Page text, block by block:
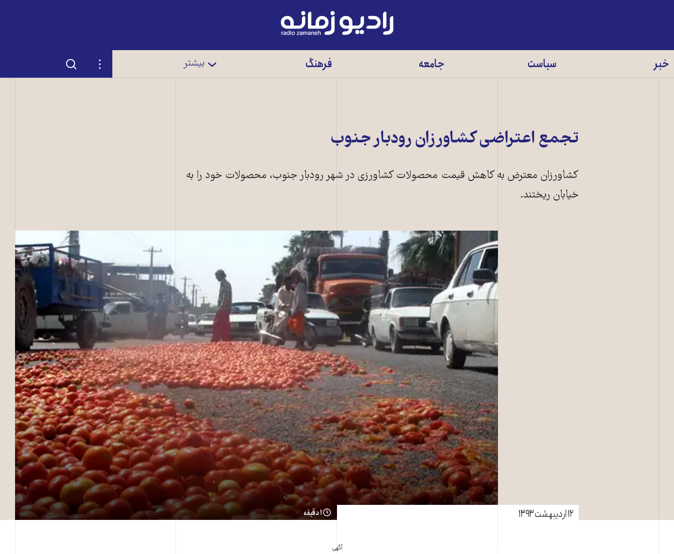
رادیو
زمانه
خبر سیاست جامعه فرهنگ بیشتر تنظیمات جستجو
تجمع اعتراضی کشاورزان رودبار جنوب
کشاورزان معترض به کاهش قيمت محصولات کشاورزی در شهر رودبار جنوب، محصولات خود را به
خیابان ریختند.
۱۲ اردیبهشت ۱۳۹۳ ۱ دقیقه
آگهی